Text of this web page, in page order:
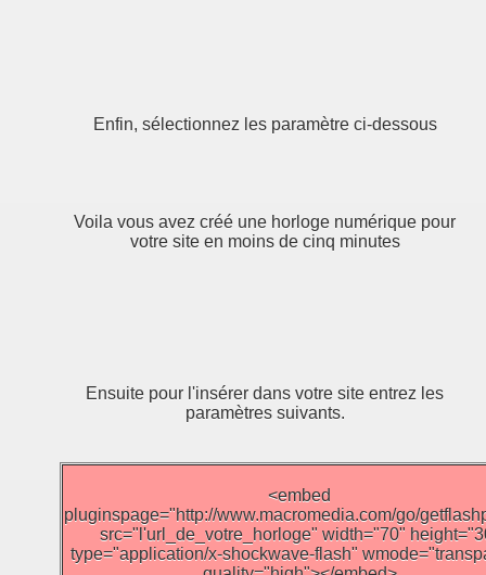
Enfin, sélectionnez les paramètre ci-dessous
Voila vous avez créé une horloge numérique pour
votre site en moins de cinq minutes
Ensuite pour l'insérer dans votre site entrez les
paramètres suivants.
<embed
pluginspage="http://www.macromedia.com/go/
src="l'url_de_votre_horloge" width="70"
type="application/x-shockwave-flash"